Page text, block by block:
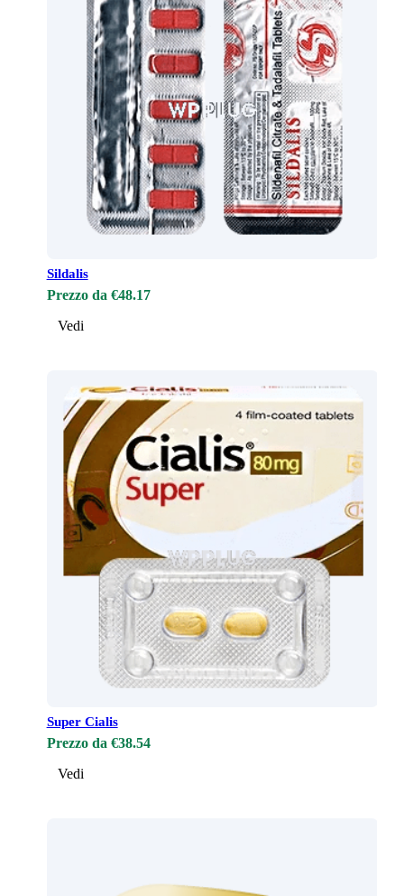
Sildalis
Prezzo da €48.17
Vedi
Super Cialis
Prezzo da €38.54
Vedi